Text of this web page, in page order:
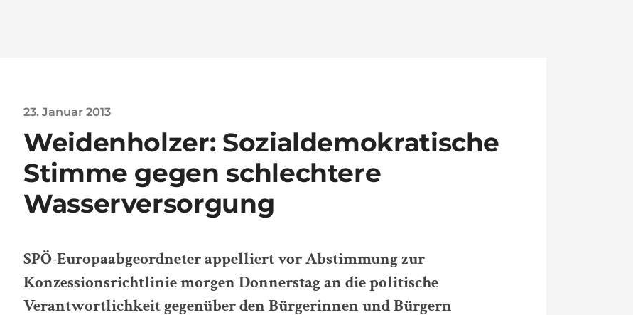
23. Januar 2013
Weidenholzer: Sozialdemokratische
Stimme gegen schlechtere
Wasserversorgung
SPÖ-Europaabgeordneter appelliert vor Abstimmung zur
Konzessionsrichtlinie morgen Donnerstag an die politische
Verantwortlichkeit gegenüber den Bürgerinnen und Bürgern